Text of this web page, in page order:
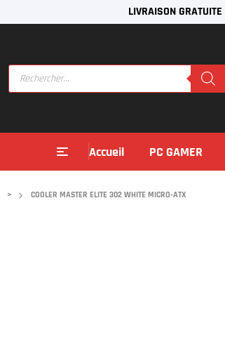
LIVRAISON GRATUITE
Accueil PC GAMER
> COOLER MASTER ELITE 302 WHITE MICRO-ATX